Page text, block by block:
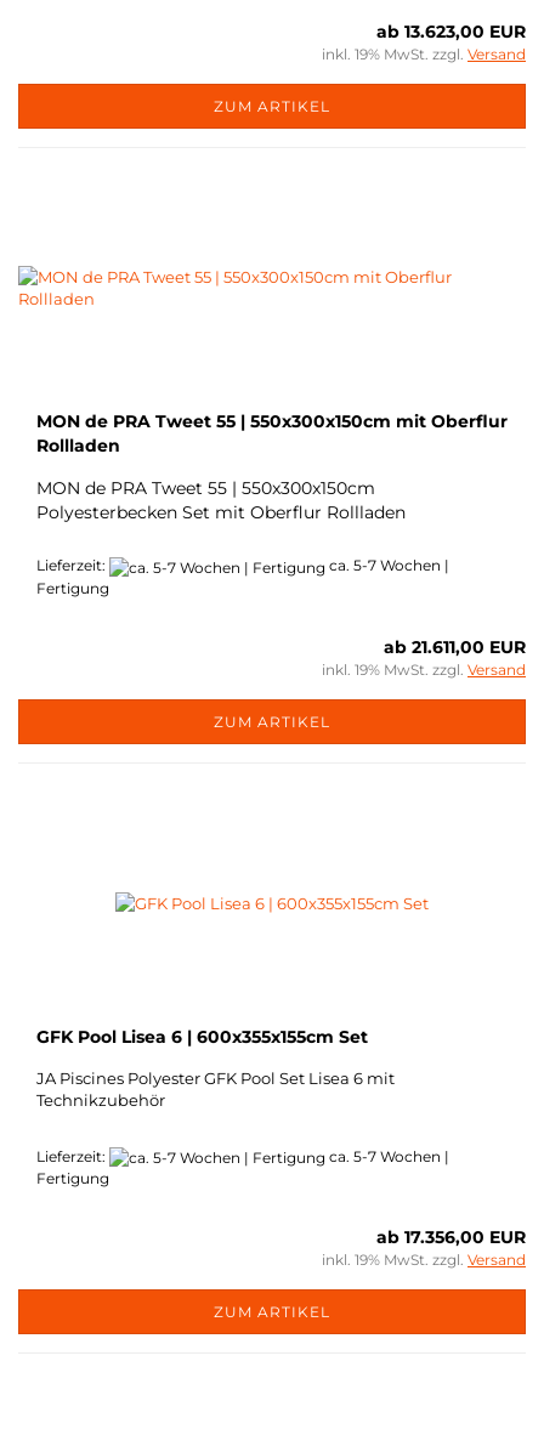
ab 13.623,00 EUR
inkl. 19% MwSt. zzgl. Versand
ZUM ARTIKEL
MON de PRA Tweet 55 | 550x300x150cm mit Oberflur
Rollladen
MON de PRA Tweet 55 | 550x300x150cm
Polyesterbecken Set mit Oberflur Rollladen
Lieferzeit:
ca. 5-7 Wochen |
Fertigung
ab 21.611,00 EUR
inkl. 19% MwSt. zzgl. Versand
ZUM ARTIKEL
GFK Pool Lisea 6 | 600x355x155cm Set
JA Piscines Polyester GFK Pool Set Lisea 6 mit
Technikzubehör
Lieferzeit:
ca. 5-7 Wochen |
Fertigung
ab 17.356,00 EUR
inkl. 19% MwSt. zzgl. Versand
ZUM ARTIKEL